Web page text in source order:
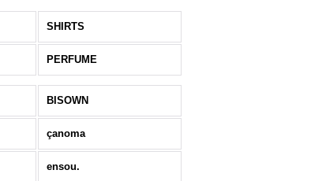
SHIRTS
PERFUME
BISOWN
çanoma
ensou.